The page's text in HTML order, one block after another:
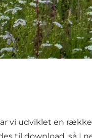
vi udviklet en